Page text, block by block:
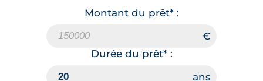
Montant du prêt* :
Durée du prêt* :